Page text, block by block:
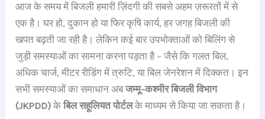
c
e
b
o
o
k
at
s
A
p
p
e
a
d
s
gr
a
m
k
e
dI
n
er
e
st
ar
e
आज के समय में बिजली हमारी ज़िंदगी की सबसे अहम ज़रूरतों में से
एक है। घर हो, दुकान हो या फिर कृषि कार्य, हर जगह बिजली की
खपत बढ़ती जा रही है। लेकिन कई बार उपभोक्ताओं को बिलिंग से
जुड़ी समस्याओं का सामना करना पड़ता है – जैसे कि गलत बिल,
अधिक चार्ज, मीटर रीडिंग में त्रुटि, या बिल जेनरेशन में दिक्कत। इन
सभी समस्याओं का समाधान अबजम्मू-कश्मीर बिजली विभाग
(JKPDD) केबिल सहूलियत पोर्टलके माध्यम से किया जा सकता है।